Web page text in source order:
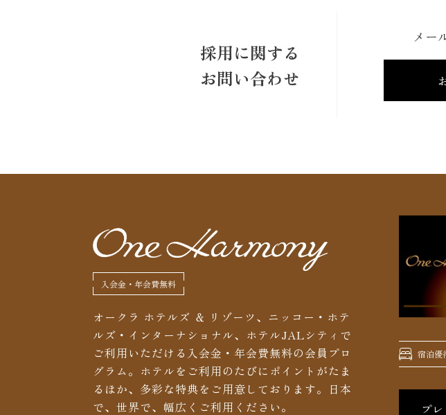
採用に関する
お問い合わせ
メー
入会金・年会費無料
オークラ ホテルズ ＆ リゾーツ、ニッコー・ホテ
ルズ・インターナショナル、ホテルJALシティで
ご利用いただける入会金・年会費無料の会員プロ
グラム。ホテルをご利用のたびにポイントがたま
るほか、多彩な特典をご用意しております。日本
で、世界で、幅広くご利用ください。
宿泊優
プ